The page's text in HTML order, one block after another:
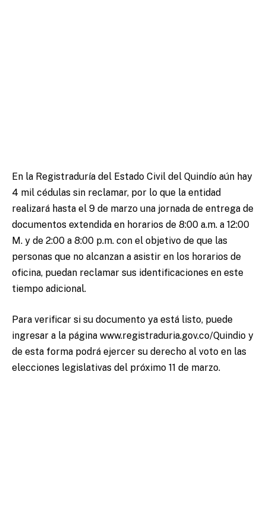
En la Registraduría del Estado Civil del Quindío aún hay
4 mil cédulas sin reclamar, por lo que la entidad
realizará hasta el 9 de marzo una jornada de entrega de
documentos extendida en horarios de 8:00 a.m. a 12:00
M. y de 2:00 a 8:00 p.m. con el objetivo de que las
personas que no alcanzan a asistir en los horarios de
oficina, puedan reclamar sus identificaciones en este
tiempo adicional.
Para verificar si su documento ya está listo, puede
ingresar a la página www.registraduria.gov.co/Quindio y
de esta forma podrá ejercer su derecho al voto en las
elecciones legislativas del próximo 11 de marzo.